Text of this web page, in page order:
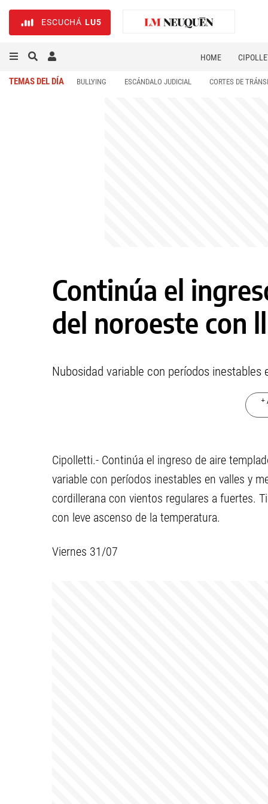
ESCUCHÁ LU5
HOME
TEMAS DEL DÍA BULLYING ESCÁNDALO JUDICIAL CORTES DE
Continúa el
del noroeste con
Nubosidad variable con períodos inestables
+
Cipolletti.- Continúa el ingreso de aire
variable con períodos inestables en valles y
cordillerana con vientos regulares a fuertes.
con leve ascenso de la temperatura.
Viernes 31/07